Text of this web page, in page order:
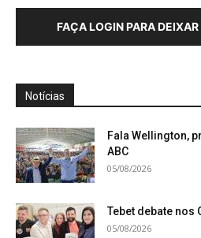
FAÇA LOGIN PARA
Notícias
Fala Wellington,
ABC
05/08/2026
Tebet debate nos
05/08/2026